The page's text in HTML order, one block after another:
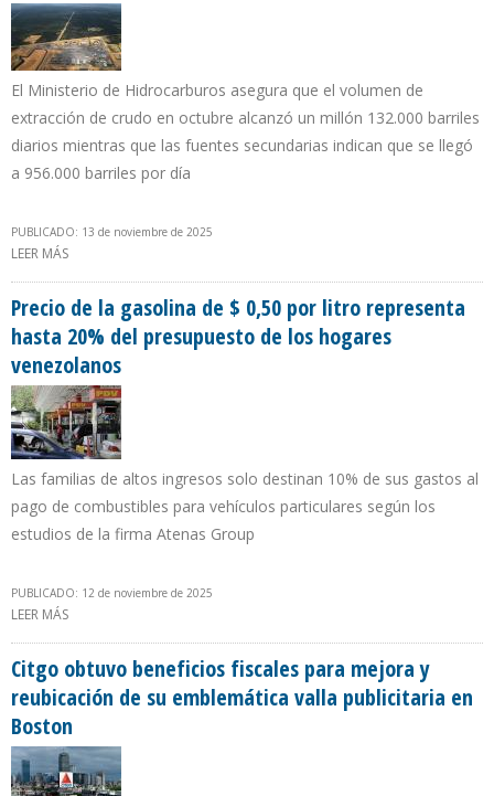
El Ministerio de Hidrocarburos asegura que el volumen de
extracción de crudo en octubre alcanzó un millón 132.000 barriles
diarios mientras que las fuentes secundarias indican que se llegó
a 956.000 barriles por día
PUBLICADO: 13 de noviembre de 2025
LEER MÁS
2025
Precio de la gasolina de $ 0,50 por litro representa
hasta 20% del presupuesto de los hogares
venezolanos
Las familias de altos ingresos solo destinan 10% de sus gastos al
pago de combustibles para vehículos particulares según los
estudios de la firma Atenas Group
PUBLICADO: 12 de noviembre de 2025
LEER MÁS
Citgo obtuvo beneficios fiscales para mejora y
reubicación de su emblemática valla publicitaria en
Boston